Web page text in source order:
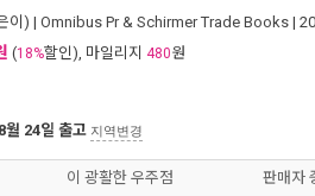
이) | Omnibus Pr & Schirmer Trade Books |
(18%할인), 마일리지 480원
8월 24일 출고 지역변경
이 광활한 우주점 판매자